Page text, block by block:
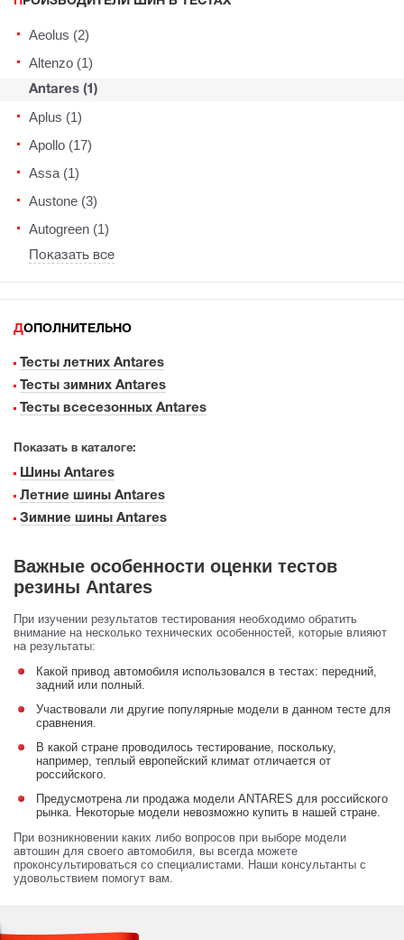
Aeolus (2)
Altenzo (1)
Antares (1)
Aplus (1)
Apollo (17)
Assa (1)
Austone (3)
Autogreen (1)
Показать все
ДОПОЛНИТЕЛЬНО
Тесты летних Antares
Тесты зимних Antares
Тесты всесезонных Antares
Показать в каталоге:
Шины Antares
Летние шины Antares
Зимние шины Antares
Важные особенности оценки тестов
резины Antares
При изучении результатов тестирования необходимо обратить
внимание на несколько технических особенностей, которые влияют
на результаты:
Какой привод автомобиля использовался в тестах: передний,
задний или полный.
Участвовали ли другие популярные модели в данном тесте для
сравнения.
В какой стране проводилось тестирование, поскольку,
например, теплый европейский климат отличается от
российского.
Предусмотрена ли продажа модели ANTARES для российского
рынка. Некоторые модели невозможно купить в нашей стране.
При возникновении каких либо вопросов при выборе модели
автошин для своего автомобиля, вы всегда можете
проконсультироваться со специалистами. Наши консультанты с
удовольствием помогут вам.